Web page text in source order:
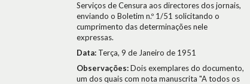
Serviços de Censura aos directores dos jornais,
enviando o Boletim n.º 1/51 solicitando o
cumprimento das determinações nele
expressas.
Data: Terça, 9 de Janeiro de 1951
Observações:Dois exemplares do documento,
um dos quais com nota manuscrita "A todos os